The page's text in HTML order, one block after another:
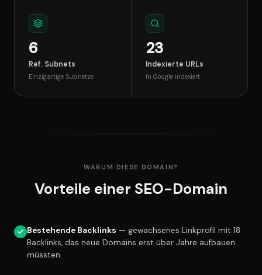
6
Ref. Subnets
Einzigartige Subnetze
23
Indexierte URLs
In Google indexiert
WARUM DIESE DOMAIN?
Vorteile einer SEO-Domain
Bestehende Backlinks — gewachsenes Linkprofil mit 18
Backlinks, das neue Domains erst über Jahre aufbauen
müssten.